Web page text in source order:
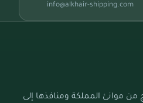
info@alkhair-shipping.com
من موانئ المملكة ومنافذها إلى